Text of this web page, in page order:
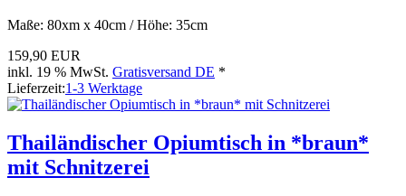
Maße: 80xm x 40cm / Höhe: 35cm
159,90 EUR
inkl. 19 % MwSt. Gratisversand DE *
Lieferzeit:1-3 Werktage
Thailändischer Opiumtisch in *braun*
mit Schnitzerei